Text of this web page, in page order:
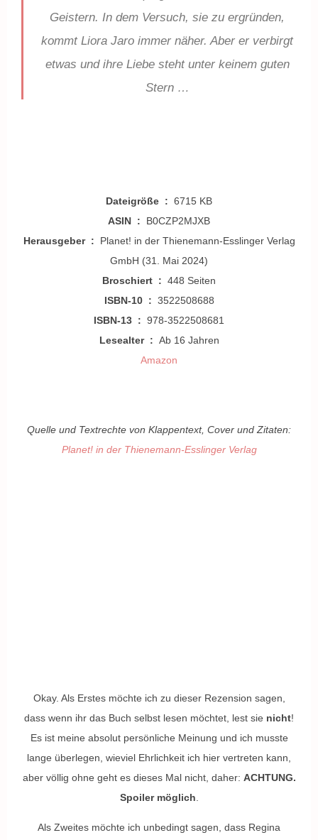
Geistern. In dem Versuch, sie zu ergründen,
kommt Liora Jaro immer näher. Aber er verbirgt
etwas und ihre Liebe steht unter keinem guten
Stern …
Dateigröße ‏ : ‎ 6715 KB
ASIN ‏ : ‎ B0CZP2MJXB
Herausgeber ‏ : ‎ Planet! in der Thienemann-Esslinger Verlag
GmbH (31. Mai 2024)
Broschiert ‏ : ‎ 448 Seiten
ISBN-10 ‏ : ‎ 3522508688
ISBN-13 ‏ : ‎ 978-3522508681
Lesealter ‏ : ‎ Ab 16 Jahren
Amazon
Quelle und Textrechte von Klappentext, Cover und Zitaten:
Planet! in der Thienemann-Esslinger Verlag
Okay. Als Erstes möchte ich zu dieser Rezension sagen,
dass wenn ihr das Buch selbst lesen möchtet, lest sie nicht!
Es ist meine absolut persönliche Meinung und ich musste
lange überlegen, wieviel Ehrlichkeit ich hier vertreten kann,
aber völlig ohne geht es dieses Mal nicht, daher: ACHTUNG.
Spoiler möglich
Als Zweites möchte ich unbedingt sagen, dass Regina